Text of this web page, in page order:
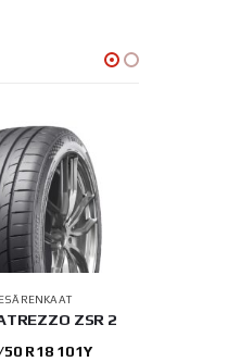
ZSR 2
R18 101Y